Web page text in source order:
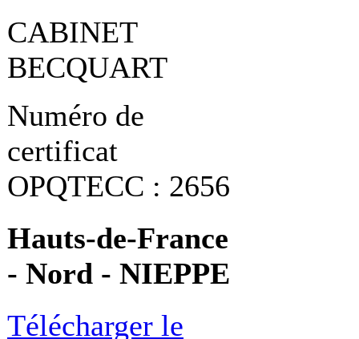
CABINET
BECQUART
Numéro de
certificat
OPQTECC : 2656
Hauts-de-France
- Nord - NIEPPE
Télécharger le